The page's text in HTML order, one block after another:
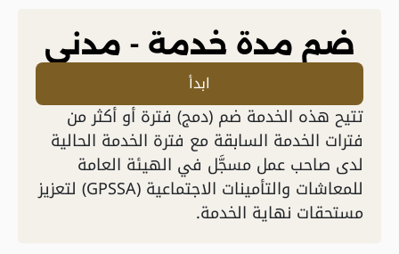
ضم مدة خدمة - مدني
ابدأ
تتيح هذه الخدمة ضم (دمج) فترة أو أكثر من
فترات الخدمة السابقة مع فترة الخدمة الحالية
لدى صاحب عمل مسجَّل في الهيئة العامة
للمعاشات والتأمينات الاجتماعية (GPSSA) لتعزيز
مستحقات نهاية الخدمة.